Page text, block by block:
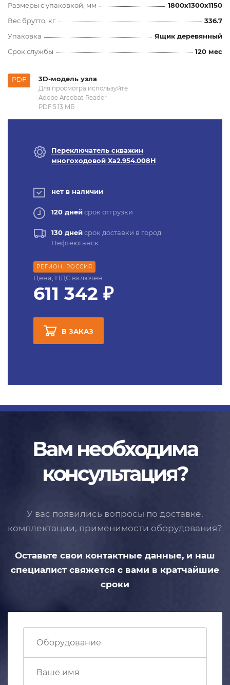
Размеры с упаковкой, мм
1800x1300x1150
Вес брутто, кг
336.7
Упаковка
Ящик деревянный
Срок службы
120 мес
PDF 3D-модель узла
Для просмотра используйте
Adobe Arcobat Reader
PDF 5.13 MБ
Переключатель скважин
многоходовой Ха2.954.008Н
нет в наличии
120 днейсрок отгрузки
130 днейсрок доставки в город
Нефтеюганск
РЕГИОН: РОССИЯ
Цена, НДС включен
611 342 ₽
В ЗАКАЗ
Вам необходима
консультация?
У вас появились вопросы по доставке,
комплектации, применимости оборудования?
Оставьте свои контактные данные, и наш
специалист свяжется с вами в кратчайшие
сроки